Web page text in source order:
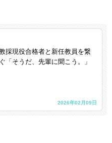
採現役合格者と新任教員を繋
ぐ「そうだ、先輩に聞こう。」
2026年02月09日